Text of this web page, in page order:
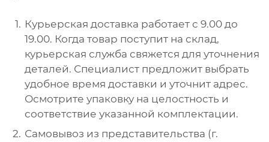
Курьерская доставка работает с 9.00 до
19.00. Когда товар поступит на склад,
курьерская служба свяжется для уточнения
деталей. Специалист предложит выбрать
удобное время доставки и уточнит адрес.
Осмотрите упаковку на целостность и
соответствие указанной комплектации.
Самовывоз из представительства (г.